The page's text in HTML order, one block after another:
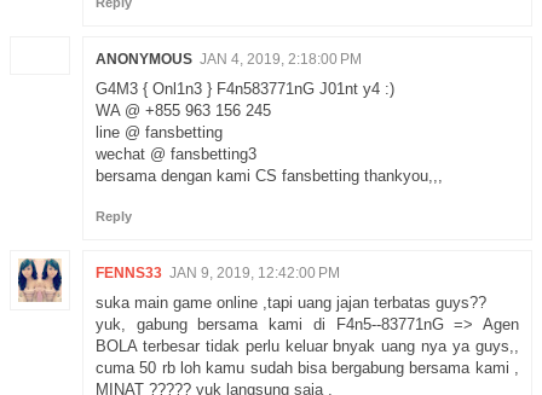
ANONYMOUS JAN 4, 2019, 2:18:00 PM
G4M3 { Onl1n3 } F4n583771nG J01nt y4 :)
WA @ +855 963 156 245
line @ fansbetting
wechat @ fansbetting3
bersama dengan kami CS fansbetting thankyou,,,
Reply
FENNS33 JAN 9, 2019, 12:42:00 PM
suka main game online ,tapi uang jajan terbatas guys??
yuk, gabung bersama kami di F4n5--83771nG => Agen
BOLA terbesar tidak perlu keluar bnyak uang nya ya guys,,
cuma 50 rb loh kamu sudah bisa bergabung bersama kami ,
MINAT ????? yuk langsung saja ,